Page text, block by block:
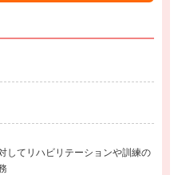
してリハビリテーションや訓練の